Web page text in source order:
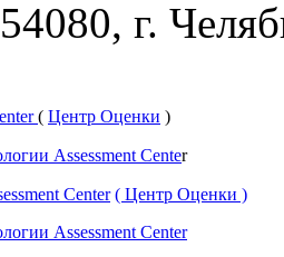
г.
( Центр Оценки )
Assessment Center
Center ( Центр Оценки )
Assessment Center